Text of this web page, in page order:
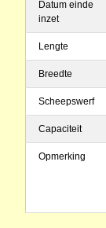
Datum einde
inzet
Lengte
Breedte
Scheepswerf
Capaciteit
Opmerking